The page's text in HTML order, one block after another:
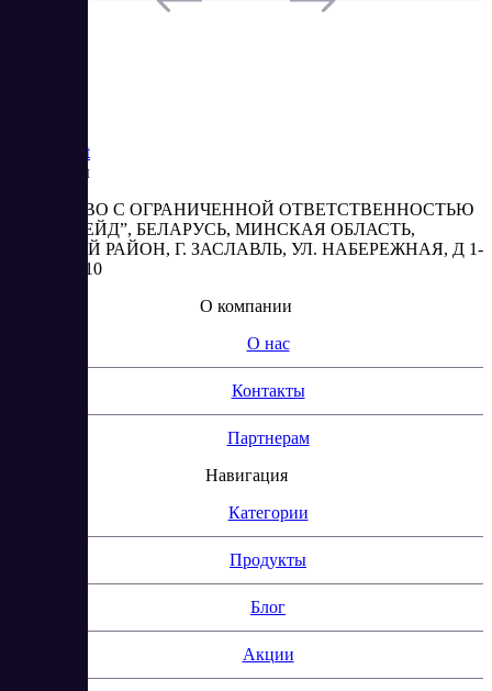
Market
Реквизиты
ОБЩЕСТВО С ОГРАНИЧЕННОЙ ОТВЕТСТВЕННОСТЬЮ
“АБЕСТРЕЙД”, БЕЛАРУСЬ, МИНСКАЯ ОБЛАСТЬ,
МИНСКИЙ РАЙОН, Г. ЗАСЛАВЛЬ, УЛ. НАБЕРЕЖНАЯ, Д 1-
2, КОМ. 310
О компании
О нас
Контакты
Партнерам
Навигация
Категории
Продукты
Блог
Акции